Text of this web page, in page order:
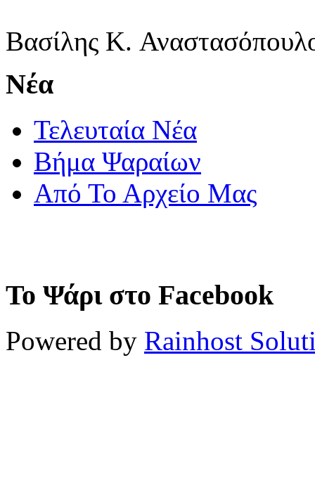
Βασίλης Κ.
Νέα
Τελευταία Νέα
Βήμα Ψαραίων
Από Το Αρχείο Μας
Το Ψάρι στο Facebook
Powered by Rainhost